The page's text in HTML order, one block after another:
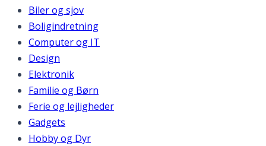
Biler og sjov
Boligindretning
Computer og IT
Design
Elektronik
Familie og Børn
Ferie og lejligheder
Gadgets
Hobby og Dyr